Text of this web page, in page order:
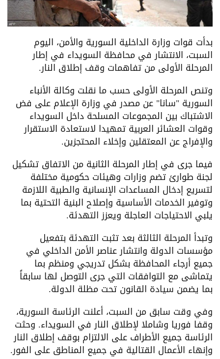
بدأت قوات وزارة الداخلية السورية والأمن، اليوم
السبت، الانتشار في محافظة السويداء في إطار
المرحلة الأولى من تفاهمات وقف إطلاق النار.
وتنص المرحلة الأولى حسب ما نقلت وكالة الأنباء
السورية "سانا" عن مصدر في وزارة الإعلام على فض
الاشتباك بين المجموعات المسلحة داخل السويداء
وقوات العشائر العربية تمهيدا لاستعادة الاستقرار
والإفراج عن المعتقلين وإخلاء المحتجزين.
فيما جرى في إطار المرحلة الثانية من الاتفاق تشكيل
لجنة طوارئ تضم وزارات وهيئات حكومية مختلفة
لتسريع إدخال المساعدات الإنسانية والطبية اللازمة
وتوفير الخدمات الأساسية وإصلاح البنية التحتية بما
يلبي الاحتياجات العاجلة ويعزز التهدئة.
وتبدأ المرحلة الثالثة بعد تثبت التهدئة بتفعيل
مؤسسات الدولة وانتشار عناصر الأمن الداخلي في
جميع أرجاء المحافظة بشكل تدريجي ومنظم بما
يتماشى مع التوافقات التي جرى التوصل لها سابقاً
بما يضمن سيادة القانون تحت مظلة الدولة.
وفي وقت سابق من السبت، أعلنت الرئاسة السورية،
وقفا فوريا وشاملا لإطلاق النار في السويداء. وحثت
الرئاسة جميع الأطراف على الالتزام بوقف إطلاق النار
وإنهاء الأعمال القتالية في جميع المناطق على الفور.